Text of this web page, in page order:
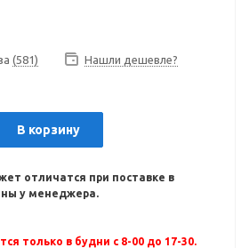
(581) Нашли дешевле?
В корзину
отличатся при поставке в
у менеджера.
только в будни с 8-00 до 17-30.